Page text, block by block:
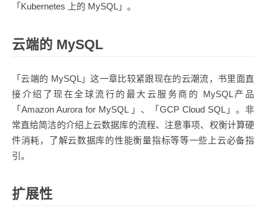
「Kubernetes 上的 MySQL」。
云端的 MySQL
「云端的 MySQL」这一章比较紧跟现在的云潮流，书里面直
接介绍了现在全球流行的最大云服务商的 MySQL产品
「Amazon Aurora for MySQL 」、「GCP Cloud SQL」。非
常直给简洁的介绍上云数据库的流程、注意事项、权衡计算硬
件消耗，了解云数据库的性能衡量指标等等一些上云必备指
引。
扩展性